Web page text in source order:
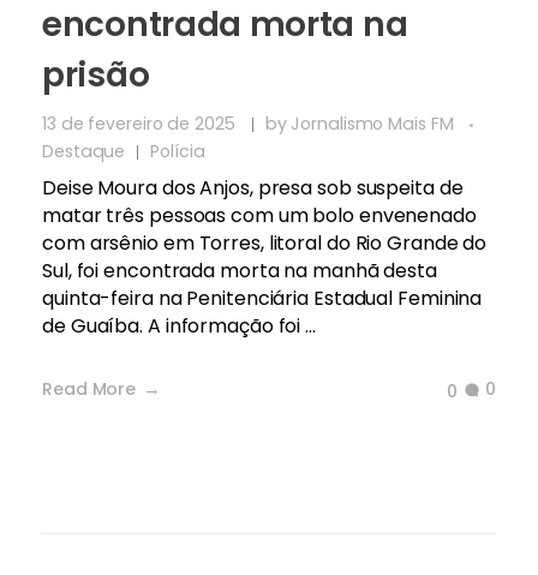
encontrada morta na
prisão
13 de fevereiro de 2025 by Jornalismo Mais FM
Destaque
Polícia
Deise Moura dos Anjos, presa sob suspeita de
matar três pessoas com um bolo envenenado
com arsênio em Torres, litoral do Rio Grande do
Sul, foi encontrada morta na manhã desta
quinta-feira na Penitenciária Estadual Feminina
de Guaíba. A informação foi ...
Read More 0 0